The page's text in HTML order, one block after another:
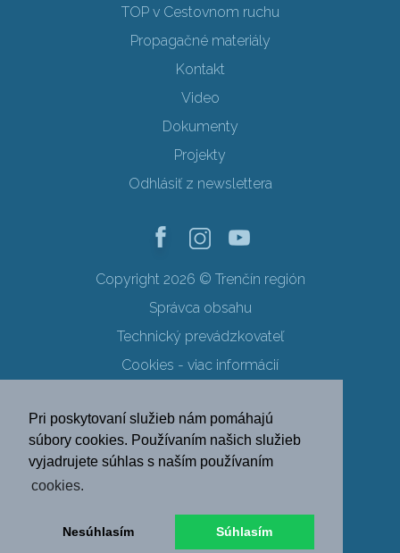
Pri poskytovaní služieb nám pomáhajú
súbory cookies. Používaním našich služieb
vyjadrujete súhlas s naším používaním
cookies.
Nesúhlasím Súhlasím
TOP v Cestovnom ruchu
Propagačné materiály
Kontakt
Video
Dokumenty
Projekty
Odhlásiť z newslettera
Copyright 2026 © Trenčín región
Správca obsahu
Technický prevádzkovateľ
Cookies - viac informácií
Ochrana osobných údajov
SK EN DE
PL